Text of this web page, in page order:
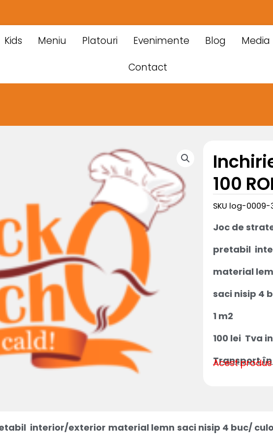
Kids Meniu Platouri Evenimente Blog Media
Contact
100
SKU log-0009-
Joc de
pretabil
material
saci nisip 4
1 m2
100 lei Tva
Transport
Acest
interior/exterior material lemn saci nisip 4 buc/